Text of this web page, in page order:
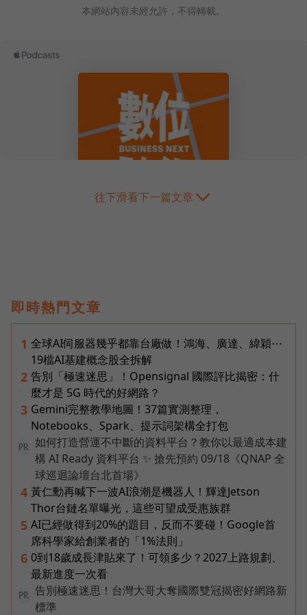
本網站內容未經允許，不得轉載。
往下滑看下一篇文章
即時熱門文章
1 全球AI伺服器幾乎都靠台廠做！鴻海、廣達、緯穎⋯
19檔AI基建概念股全拆解
2 告別「極速迷思」！Opensignal 國際評比揭密：什
麼才是 5G 時代的好網路？
3 Gemini完整教學地圖！37篇實測整理，
Notebooks、Spark、提示詞架構全打包
PR
如何打造營運不中斷的資料平台？教你以最適成本建
構 AI Ready 資料平台 ✨ 搶先預約 09/18《QNAP 全
球巡迴論壇台北首場》
4 黃仁勳再喊下一波AI浪潮是機器人！輝達Jetson
Thor台鏈名單曝光，這些可望成受惠族群
5 AI已經做得到20%的題目，反而不要碰！Google首
席科學家給創業者的「1%法則」
6 0到18歲成長津貼來了！可領多少？2027上路規劃、
最新進度一次看
PR
告別極速迷思！台灣大哥大奪國際雙冠揭密好網路新
標準